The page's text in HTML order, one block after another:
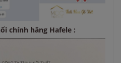
chính hãng Hafele :